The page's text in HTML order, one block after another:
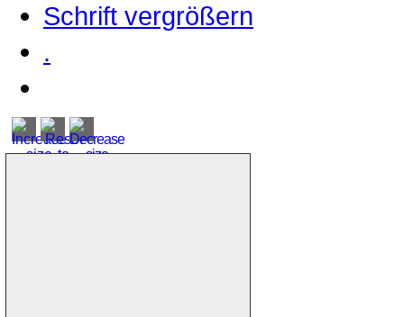
Schrift vergrößern
.